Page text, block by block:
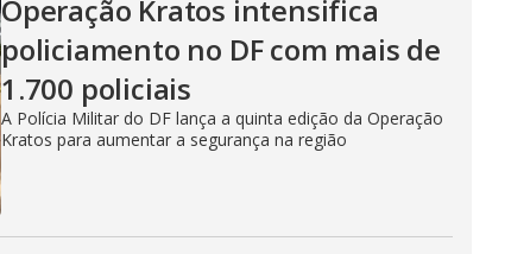
Operação Kratos intensifica
policiamento no DF com mais de
1.700 policiais
A Polícia Militar do DF lança a quinta edição da Operação
Kratos para aumentar a segurança na região